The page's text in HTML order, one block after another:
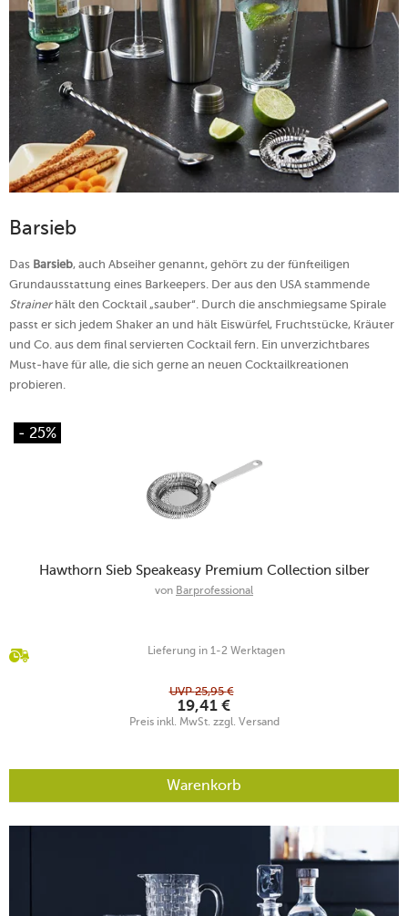
Barsieb
Das Barsieb, auch Abseiher genannt, gehört zu der fünfteiligen
Grundausstattung eines Barkeepers. Der aus den USA stammende
Strainerhält den Cocktail „sauber“. Durch die anschmiegsame Spirale
passt er sich jedem Shaker an und hält Eiswürfel, Fruchtstücke, Kräuter
und Co. aus dem final servierten Cocktail fern. Ein unverzichtbares
Must-have für alle, die sich gerne an neuen Cocktailkreationen
probieren.
- 25%
Hawthorn Sieb Speakeasy Premium Collection silber
von Barprofessional
Lieferung in 1-2 Werktagen
UVP25,95 €
19,41 €
Preis inkl. MwSt. zzgl. Versand
Warenkorb